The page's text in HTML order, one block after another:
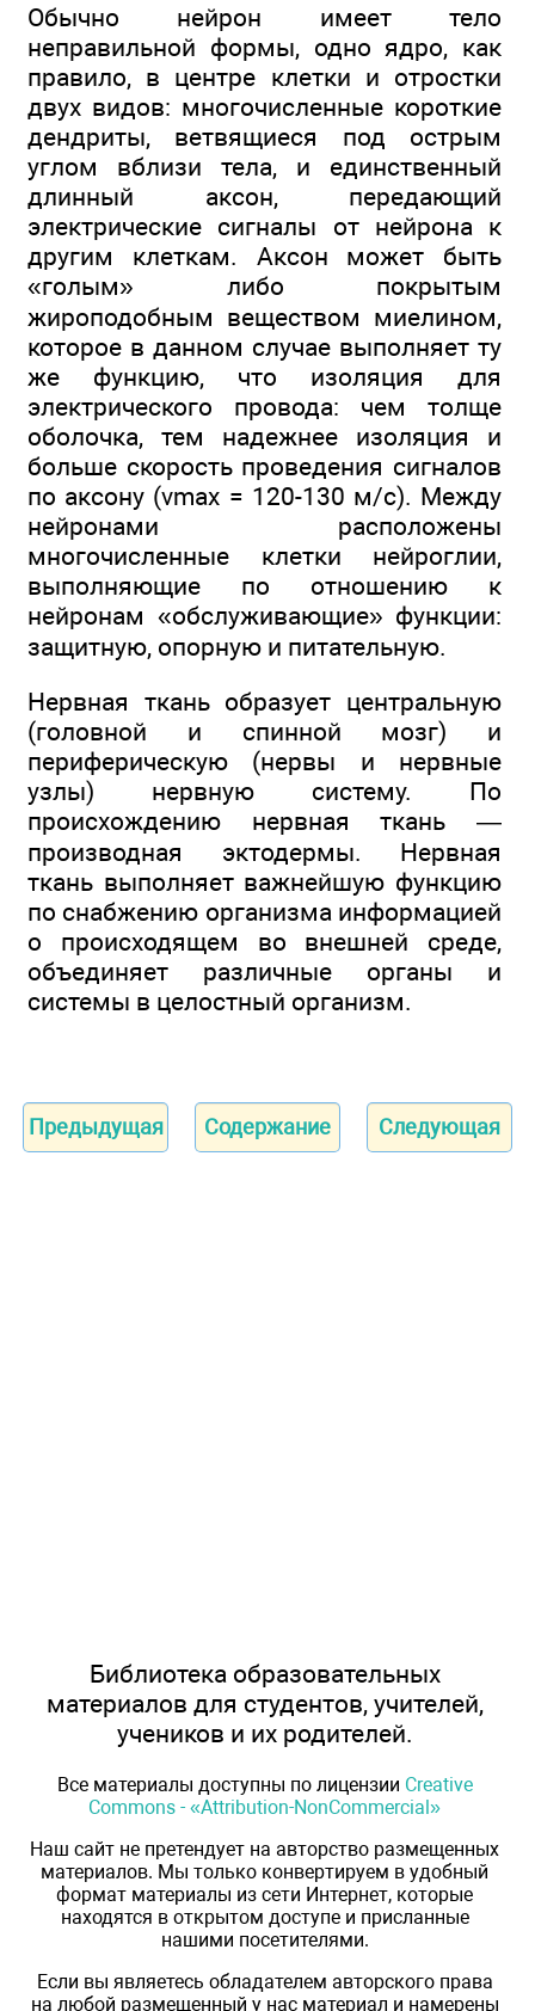
Обычно нейрон имеет тело
неправильной формы, одно ядро, как
правило, в центре клетки и отростки
двух видов: многочисленные короткие
дендриты, ветвящиеся под острым
углом вблизи тела, и единственный
длинный аксон, передающий
электрические сигналы от нейрона к
другим клеткам. Аксон может быть
«голым» либо покрытым
жироподобным веществом миелином,
которое в данном случае выполняет ту
же функцию, что изоляция для
электрического провода: чем толще
оболочка, тем надежнее изоляция и
больше скорость проведения сигналов
по аксону (vmax = 120-130 м/с). Между
нейронами расположены
многочисленные клетки нейроглии,
выполняющие по отношению к
нейронам «обслуживающие» функции:
защитную, опорную и питательную.
Нервная ткань образует центральную
(головной и спинной мозг) и
периферическую (нервы и нервные
узлы) нервную систему. По
происхождению нервная ткань —
производная эктодермы. Нервная
ткань выполняет важнейшую функцию
по снабжению организма информацией
о происходящем во внешней среде,
объединяет различные органы и
системы в целостный организм.
Предыдущая Содержание Следующая
Библиотека образовательных
материалов для студентов, учителей,
учеников и их родителей.
Все материалы доступны по лицензии Creative
Commons - «Attribution-NonCommercial»
Наш сайт не претендует на авторство размещенных
материалов. Мы только конвертируем в удобный
формат материалы из сети Интернет, которые
находятся в открытом доступе и присланные
нашими посетителями.
Если вы являетесь обладателем авторского права
на любой размещенный у нас материал и намерены